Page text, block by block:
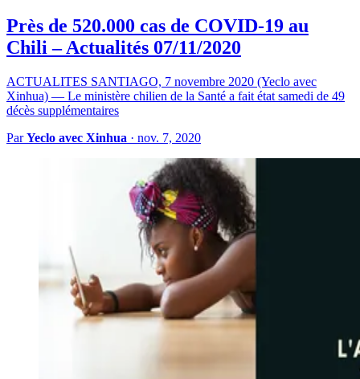
Près de 520.000 cas de COVID-19 au
Chili – Actualités 07/11/2020
ACTUALITES SANTIAGO, 7 novembre 2020 (Yeclo avec
Xinhua) — Le ministère chilien de la Santé a fait état samedi de 49
décès supplémentaires
ParYeclo avec Xinhua · nov. 7, 2020